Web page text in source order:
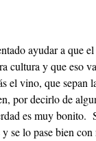
ayudar a que
cultura y que eso
el vino, que sepan
por decirlo de
es muy bonito.
se lo pase bien con